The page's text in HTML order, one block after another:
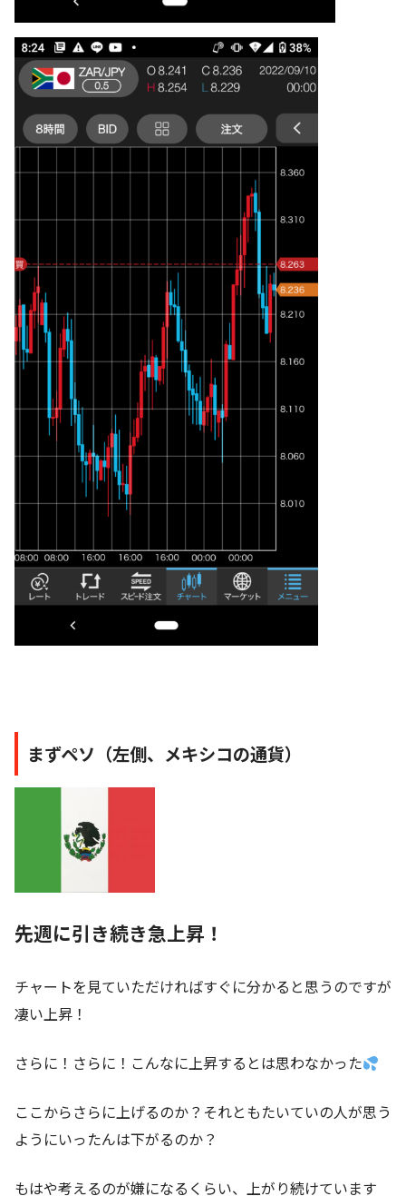
まずペソ（左側、メキシコの通貨）
先週に引き続き急上昇！
チャートを見ていただければすぐに分かると思うのですが
凄い上昇！
さらに！さらに！こんなに上昇するとは思わなかった
ここからさらに上げるのか？それともたいていの人が思う
ようにいったんは下がるのか？
もはや考えるのが嫌になるくらい、上がり続けています